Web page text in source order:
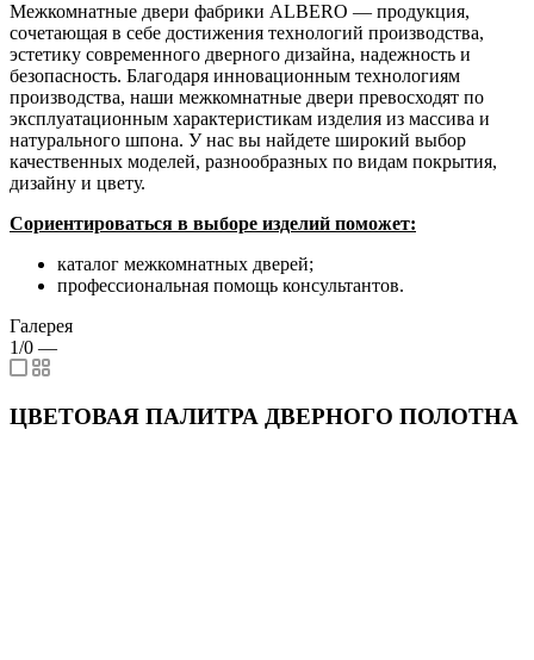
Межкомнатные двери фабрики ALBERO — продукция,
сочетающая в себе достижения технологий производства,
эстетику современного дверного дизайна, надежность и
безопасность. Благодаря инновационным технологиям
производства, наши межкомнатные двери превосходят по
эксплуатационным характеристикам изделия из массива и
натурального шпона. У нас вы найдете широкий выбор
качественных моделей, разнообразных по видам покрытия,
дизайну и цвету.
Сориентироваться в выборе изделий поможет:
каталог межкомнатных дверей;
профессиональная помощь консультантов.
Галерея
1/0 —
ЦВЕТОВАЯ ПАЛИТРА ДВЕРНОГО ПОЛОТНА